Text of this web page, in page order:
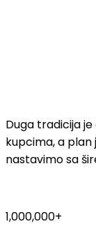
Duga tradicija
kupcima, a
nastavimo sa
1,000,000+